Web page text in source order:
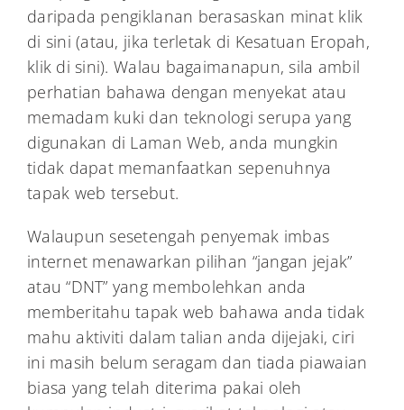
daripada pengiklanan berasaskan minat klik
di sini (atau, jika terletak di Kesatuan Eropah,
klik di sini). Walau bagaimanapun, sila ambil
perhatian bahawa dengan menyekat atau
memadam kuki dan teknologi serupa yang
digunakan di Laman Web, anda mungkin
tidak dapat memanfaatkan sepenuhnya
tapak web tersebut.
Walaupun sesetengah penyemak imbas
internet menawarkan pilihan “jangan jejak”
atau “DNT” yang membolehkan anda
memberitahu tapak web bahawa anda tidak
mahu aktiviti dalam talian anda dijejaki, ciri
ini masih belum seragam dan tiada piawaian
biasa yang telah diterima pakai oleh